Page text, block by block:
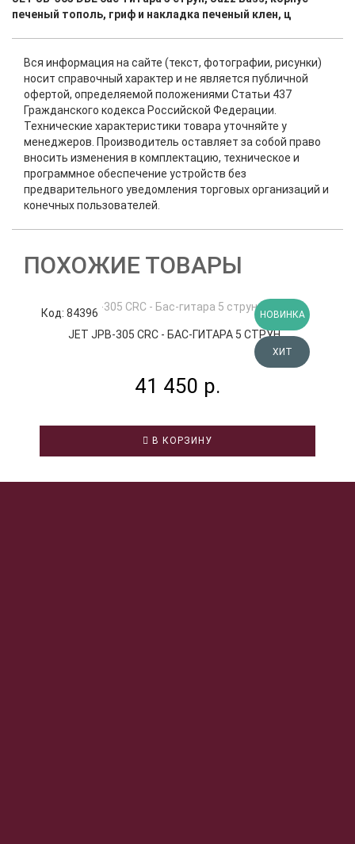
печеный тополь, гриф и накладка печеный клен, ц
Вся информация на сайте (текст, фотографии, рисунки)
носит справочный характер и не является публичной
офертой, определяемой положениями Статьи 437
Гражданского кодекса Российской Федерации.
Технические характеристики товара уточняйте у
менеджеров. Производитель оставляет за собой право
вносить изменения в комплектацию, техническое и
программное обеспечение устройств без
предварительного уведомления торговых организаций и
конечных пользователей.
ПОХОЖИЕ ТОВАРЫ
Код: 84396 НОВИНКА
ХИТ
JET JPB-305 CRC - БАС-ГИТАРА 5 СТРУН...
41 450 р.
В КОРЗИНУ